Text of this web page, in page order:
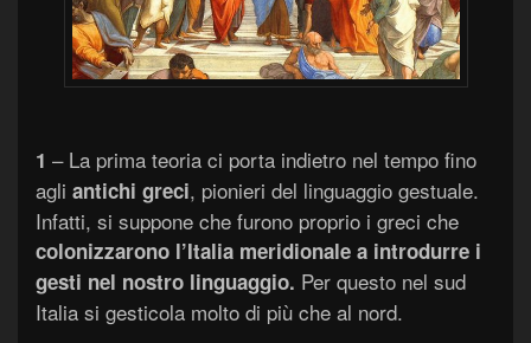
1 – La prima teoria ci porta indietro nel tempo fino
agli antichi greci, pionieri del linguaggio gestuale.
Infatti, si suppone che furono proprio i greci che
colonizzarono l’Italia meridionale a introdurre i
gesti nel nostro linguaggio. Per questo nel sud
Italia si gesticola molto di più che al nord.